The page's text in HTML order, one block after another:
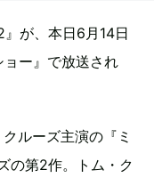
が、本日6月14日
ー』で放送され
ルーズ主演の『ミ
の第2作。トム・ク